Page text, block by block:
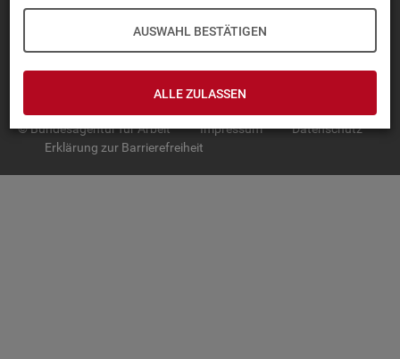
AUSWAHL BESTÄTIGEN
ALLE ZULASSEN
IN­TER­AK­TI­VE STA­TIS­TI­KEN
GRUND­LA­GEN
© Bundesagentur für Arbeit Impressum
Datenschutz
Erklärung zur Barrierefreiheit